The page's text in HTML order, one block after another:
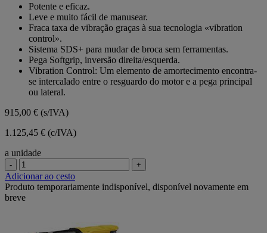
estrelas.
Potente e eficaz.
Leve e muito fácil de manusear.
Fraca taxa de vibração graças à sua tecnologia «vibration
control».
Sistema SDS+ para mudar de broca sem ferramentas.
Pega Softgrip, inversão direita/esquerda.
Vibration Control: Um elemento de amortecimento encontra-
se intercalado entre o resguardo do motor e a pega principal
ou lateral.
915,00 € (s/IVA)
1.125,45 € (c/IVA)
a unidade
- +
Adicionar ao cesto
Produto temporariamente indisponível, disponível novamente em
breve